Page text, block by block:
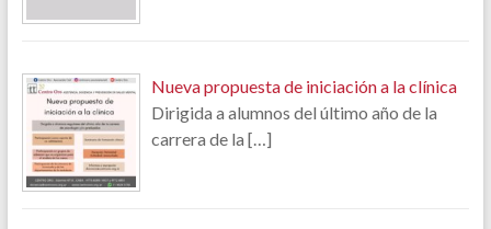
Nueva propuesta de iniciación a la clínica
Dirigida a alumnos del último año de la
carrera de la […]